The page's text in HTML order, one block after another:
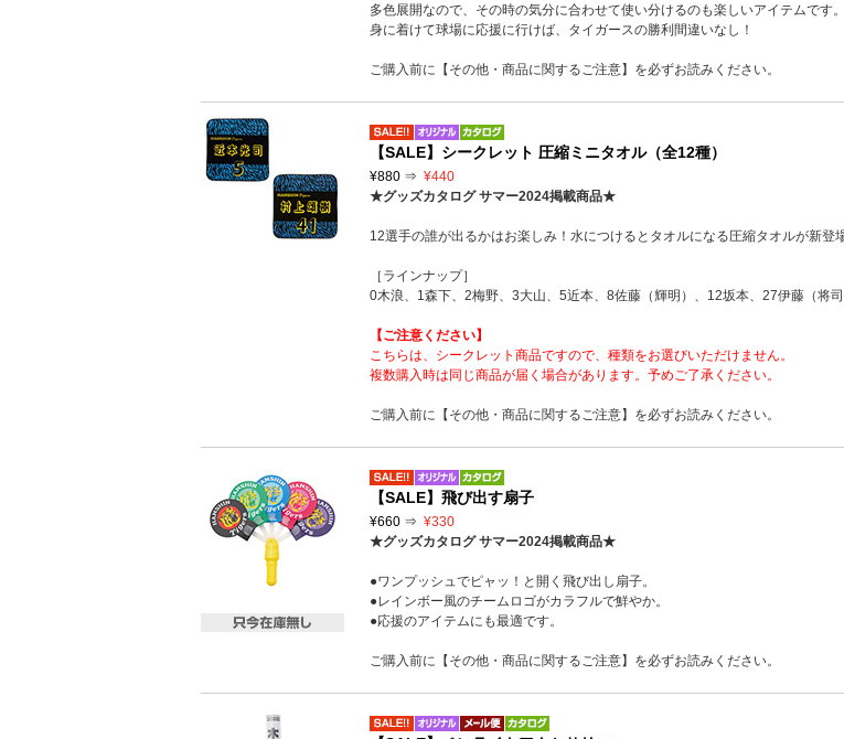
多色展開なので、その時の気分に合わせて使い分けるのも楽しいアイテムです。
身に着けて球場に応援に行けば、タイガースの勝利間違いなし！
ご購入前に【その他・商品に関するご注意】を必ずお読みください。
【SALE】シークレット 圧縮ミニタオル（全12種）
¥880 ⇒ ¥440
★グッズカタログ サマー2024掲載商品★
12選手の誰が出るかはお楽しみ！水につけるとタオルになる圧縮タオルが新登場
［ラインナップ］
0木浪、1森下、2梅野、3大山、5近本、8佐藤（輝明）、12坂本、27伊藤（将
【ご注意ください】
こちらは、シークレット商品ですので、種類をお選びいただけません。
複数購入時は同じ商品が届く場合があります。予めご了承ください。
ご購入前に【その他・商品に関するご注意】を必ずお読みください。
【SALE】飛び出す扇子
¥660 ⇒ ¥330
★グッズカタログ サマー2024掲載商品★
●ワンプッシュでピャッ！と開く飛び出し扇子。
●レインボー風のチームロゴがカラフルで鮮やか。
●応援のアイテムにも最適です。
ご購入前に【その他・商品に関するご注意】を必ずお読みください。